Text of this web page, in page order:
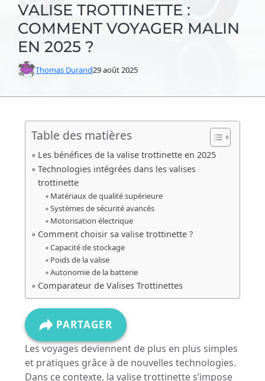
VALISE TROTTINETTE :
COMMENT VOYAGER MALIN
EN 2025 ?
Thomas Durand29 août 2025
Table des matières
Les bénéfices de la valise trottinette en 2025
Technologies intégrées dans les valises
trottinette
Matériaux de qualité supérieure
Systèmes de sécurité avancés
Motorisation électrique
Comment choisir sa valise trottinette ?
Capacité de stockage
Poids de la valise
Autonomie de la batterie
Comparateur de Valises Trottinettes
PARTAGER
Les voyages deviennent de plus en plus simples
et pratiques grâce à de nouvelles technologies.
Dans ce contexte, la valise trottinette s’impose